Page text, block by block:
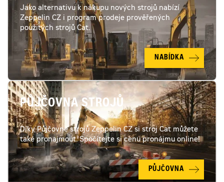
Jako alternativu k nákupu nových strojů nabízí
Zeppelin CZ i program prodeje prověřených
použitých strojů Cat.
NABÍDKA
PŮJČOVNA STROJŮ
Díky Půjčovně strojů Zeppelin CZ si stroj Cat můžete
také pronajmout. Spočítejte si cenu pronájmu online!
PŮJČOVNA